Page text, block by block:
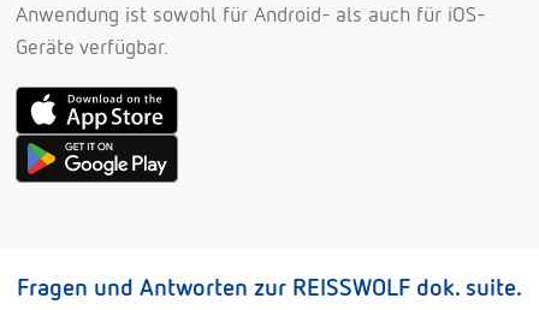
Anwendung ist sowohl für Android- als auch für iOS-
Geräte verfügbar.
Fragen und Antworten zur REISSWOLF dok. suite.